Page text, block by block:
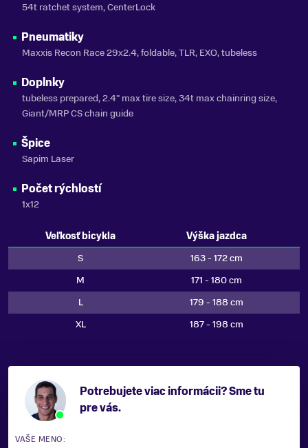
54t ratchet system, CenterLock
Pneumatiky
Maxxis Recon Race 29x2.4, foldable, TLR, EXO, tubeless
Doplnky
tubeless prepared, 2.4" max tire size, 34t max chainring size,
Giant/MRP CS chain guide
Špice
Sapim Laser
Počet rýchlostí
1x12
Veľkosť bicykla
Výška jazdca
S
163 - 172 cm
M
171 - 180 cm
L
179 - 188 cm
XL
187 - 198 cm
Potrebujete viac informácii? Sme tu
pre vás.
VAŠE MENO: